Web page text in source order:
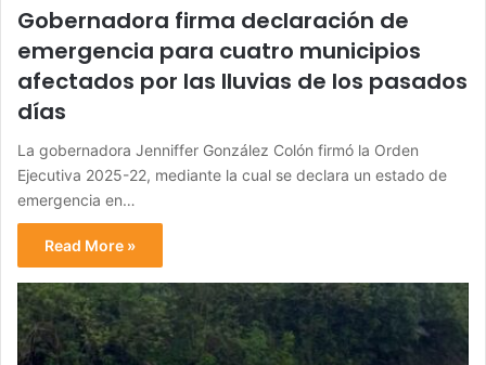
Gobernadora firma declaración de
emergencia para cuatro municipios
afectados por las lluvias de los pasados
días
La gobernadora Jenniffer González Colón firmó la Orden
Ejecutiva 2025-22, mediante la cual se declara un estado de
emergencia en…
Read More »